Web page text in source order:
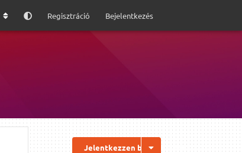
Regisztráció Bejelentkezés
Jelentkezzen be a válaszhoz